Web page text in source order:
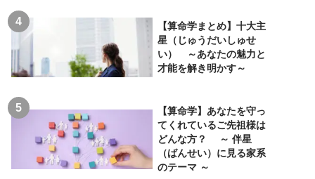
【算命学まとめ】十大主
星（じゅうだいしゅせ
い） ～あなたの魅力と
才能を解き明かす～
【算命学】あなたを守っ
てくれているご先祖様は
どんな方？ ～ 伴星
（ばんせい）に見る家系
のテーマ ～